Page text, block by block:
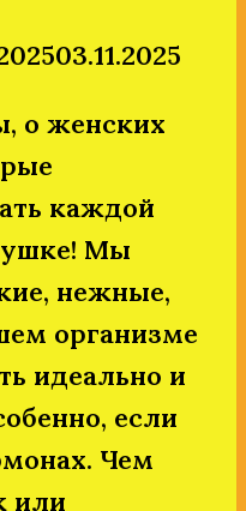
03.11.2025
о женских
каждой
Мы
нежные,
организме
идеально и
если
Чем
или